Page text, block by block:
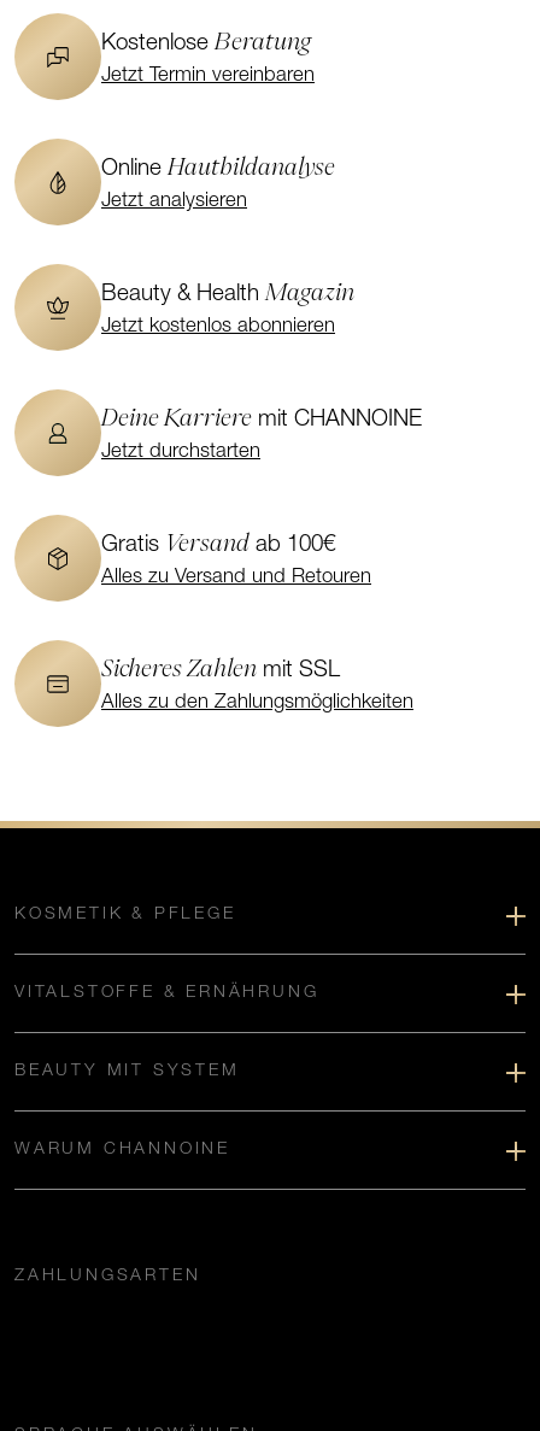
KostenloseBeratung
Jetzt Termin vereinbaren
OnlineHautbildanalyse
Jetzt analysieren
Beauty & HealthMagazin
Jetzt kostenlos abonnieren
Deine Karriere mit CHANNOINE
Jetzt durchstarten
Gratis Versand ab 100€
Alles zu Versand und Retouren
Sicheres Zahlen mit SSL
Alles zu den Zahlungsmöglichkeiten
KOSMETIK & PFLEGE
VITALSTOFFE & ERNÄHRUNG
BEAUTY MIT SYSTEM
WARUM CHANNOINE
ZAHLUNGSARTEN